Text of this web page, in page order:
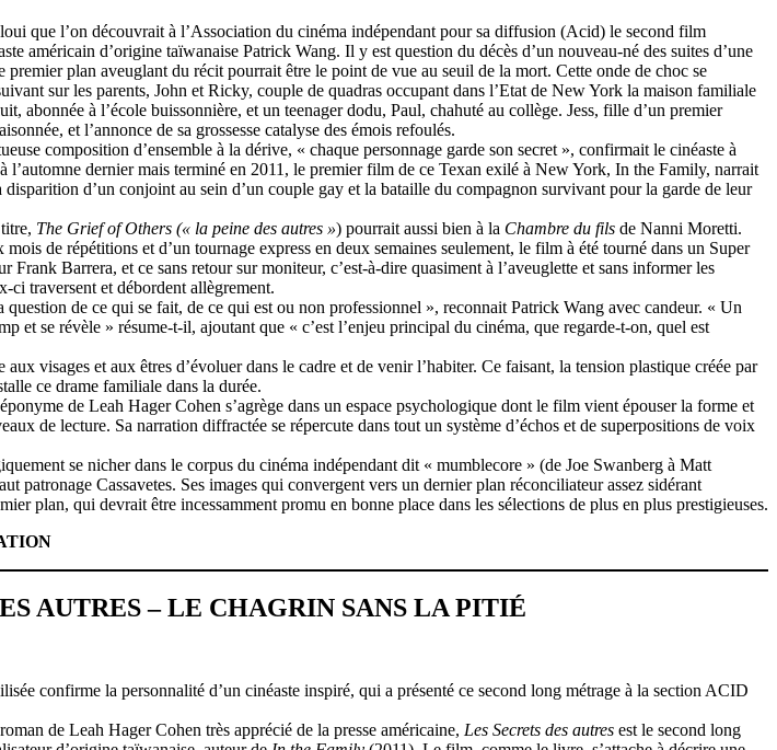
que l’on découvrait à l’Association du cinéma indépendant pour sa diffusion (Acid) le second film
américain d’origine taïwanaise Patrick Wang. Il y est question du décès d’un nouveau-né des suites d’une
premier plan aveuglant du récit pourrait être le point de vue au seuil de la mort. Cette onde de choc se
sur les parents, John et Ricky, couple de quadras occupant dans l’Etat de New York la maison familiale
abonnée à l’école buissonnière, et un teenager dodu, Paul, chahuté au collège. Jess, fille d’un premier
et l’annonce de sa grossesse catalyse des émois refoulés.
composition d’ensemble à la dérive, « chaque personnage garde son secret », confirmait le cinéaste à
l’automne dernier mais terminé en 2011, le premier film de ce Texan exilé à New York, In the Family, narrait
disparition d’un conjoint au sein d’un couple gay et la bataille du compagnon survivant pour la garde de leur
The Grief of Others (« la peine des autres ») pourrait aussi bien à la Chambre du filsde Nanni Moretti.
de répétitions et d’un tournage express en deux semaines seulement, le film à été tourné dans un Super
Frank Barrera, et ce sans retour sur moniteur, c’est-à-dire quasiment à l’aveuglette et sans informer les
ci traversent et débordent allègrement.
question de ce qui se fait, de ce qui est ou non professionnel », reconnait Patrick Wang avec candeur. « Un
et se révèle » résume-t-il, ajoutant que « c’est l’enjeu principal du cinéma, que regarde-t-on, quel est
aux visages et aux êtres d’évoluer dans le cadre et de venir l’habiter. Ce faisant, la tension plastique créée par
ce drame familiale dans la durée.
de Leah Hager Cohen s’agrège dans un espace psychologique dont le film vient épouser la forme et
de lecture. Sa narration diffractée se répercute dans tout un système d’échos et de superpositions de voix
se nicher dans le corpus du cinéma indépendant dit « mumblecore » (de Joe Swanberg à Matt
patronage Cassavetes. Ses images qui convergent vers un dernier plan réconciliateur assez sidérant
plan, qui devrait être incessamment promu en bonne place dans les sélections de plus en plus prestigieuses.
AUTRES – LE CHAGRIN SANS LA PITIÉ
confirme la personnalité d’un cinéaste inspiré, qui a présenté ce second long métrage à la section ACID
de Leah Hager Cohen très apprécié de la presse américaine, Les Secrets des autresest le second long